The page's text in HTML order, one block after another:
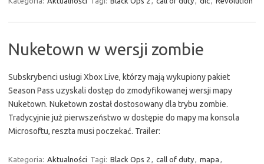
Nuketown w wersji zombie
Subskrybenci usługi Xbox Live, którzy mają wykupiony pakiet
Season Pass uzyskali dostęp do zmodyfikowanej wersji mapy
Nuketown. Nuketown został dostosowany dla trybu zombie.
Tradycyjnie już pierwszeństwo w dostępie do mapy ma konsola
Microsoftu, reszta musi poczekać. Trailer:
Kategoria: Aktualności Tagi: Black Ops 2 call of duty mapa